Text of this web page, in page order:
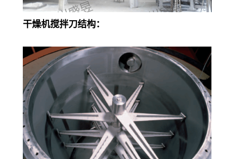
干燥机搅拌刀结构：